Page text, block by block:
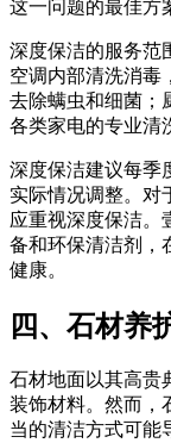
这一问题的最佳方
深度保洁的服务范
空调内部清洗消毒
去除螨虫和细菌；
各类家电的专业清
深度保洁建议每季
实际情况调整。对
应重视深度保洁。
备和环保清洁剂，
健康。
四、石材养
石材地面以其高贵
装饰材料。然而，
当的清洁方式可能